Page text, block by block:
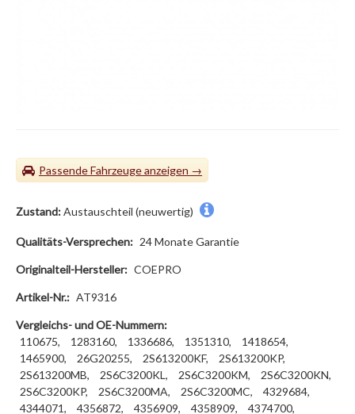
Passende Fahrzeuge
Zustand:Austauschteil (neuwertig)
Qualitäts-Versprechen: 24 Monate Garantie
Originalteil-Hersteller: COEPRO
Artikel-Nr.: AT9316
Vergleichs- und OE-Nummern:
110675,
1283160, 1336686, 1351310,
1418654,
1465900,
26G20255, 2S613200KF,
2S613200KP,
2S613200MB,
2S6C3200KL, 2S6C3200KM,
2S6C3200KN,
2S6C3200KP,
2S6C3200MA, 2S6C3200MC,
4329684,
4344071,
4356872, 4356909, 4358909,
4374700,